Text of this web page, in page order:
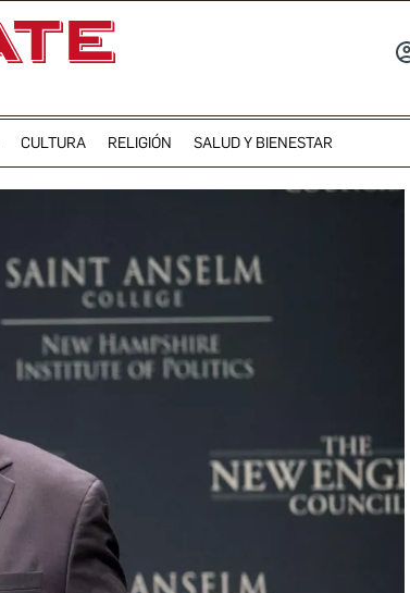
CULTURA RELIGIÓN SALUD Y BIENESTAR